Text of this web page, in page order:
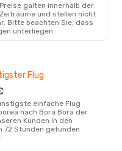
galten innerhalb der
und stellen nicht
Bitte beachten Sie, dass
unterliegen.
Flug
nach Bora Bora der
Kunden in den
72 Stunden gefunden